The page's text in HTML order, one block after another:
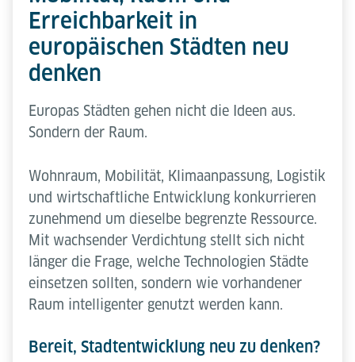
Erreichbarkeit in
europäischen Städten neu
denken
Europas Städten gehen nicht die Ideen aus.
Sondern der Raum.
Wohnraum, Mobilität, Klimaanpassung, Logistik
und wirtschaftliche Entwicklung konkurrieren
zunehmend um dieselbe begrenzte Ressource.
Mit wachsender Verdichtung stellt sich nicht
länger die Frage, welche Technologien Städte
einsetzen sollten, sondern wie vorhandener
Raum intelligenter genutzt werden kann.
Bereit, Stadtentwicklung neu zu denken?